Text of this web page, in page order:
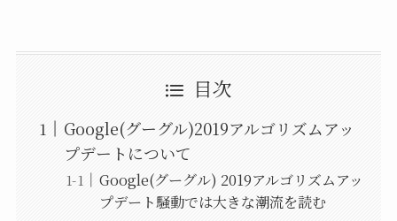
目次
Google(グーグル)2019アルゴリズムアッ
プデートについて
Google(グーグル) 2019アルゴリズムアッ
プデート騒動では大きな潮流を読む